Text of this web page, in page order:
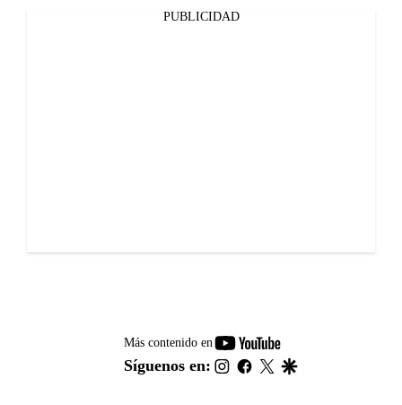
PUBLICIDAD
Más contenido en
youtube-
footer
Síguenos en: instagram
facebook
twitter